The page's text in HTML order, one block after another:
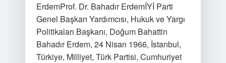
ErdemProf. Dr. Bahadır ErdemİYİ Parti
Genel Başkan Yardımcısı, Hukuk ve Yargı
Politikaları Başkanı, Doğum Bahattin
Bahadır Erdem, 24 Nisan 1966, İstanbul,
Türkiye, Milliyet, Türk Partisi, Cumhuriyet